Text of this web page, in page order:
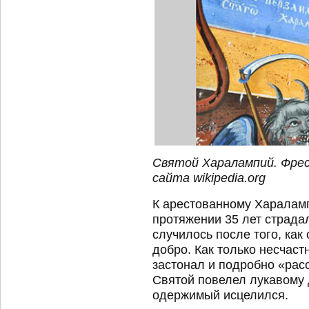
Святой Харалампий.
сайта wikiрedia.org
К арестованному
протяжении 35 лет
случилось после того,
добро. Как только
застонал и подробно
Святой повелел лукавому
одержимый исцелился.